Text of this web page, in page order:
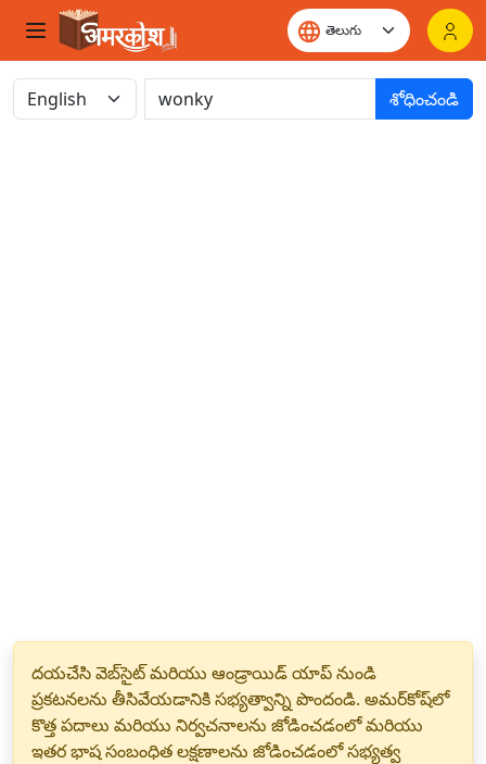
శోధించండి
దయచేసి వెబ్‌సైట్ మరియు ఆండ్రాయిడ్ యాప్ నుండి
ప్రకటనలను తీసివేయడానికి సభ్యత్వాన్ని పొందండి. అమర్‌కోష్‌లో
కొత్త పదాలు మరియు నిర్వచనాలను జోడించడంలో మరియు
ఇతర భాష సంబంధిత లక్షణాలను జోడించడంలో సభ్యత్వ